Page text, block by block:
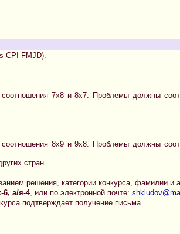
CPI FMJD).
7х8 и 8х7. Проблемы должны
8х9 и 9х8. Проблемы должны
стран.
решения, категории конкурса, фамилии и
6, а/я-4, или по электронной почте:
подтверждает получение письма.